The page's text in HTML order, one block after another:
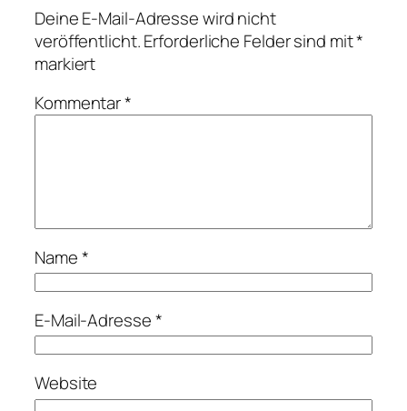
Deine E-Mail-Adresse wird nicht
veröffentlicht.Erforderliche Felder sind mit*
markiert
Kommentar*
Name*
E-Mail-Adresse*
Website